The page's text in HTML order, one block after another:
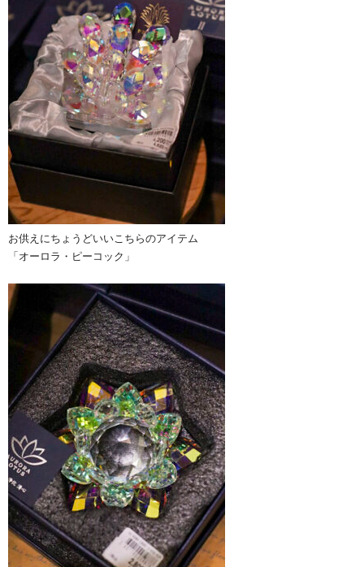
お供えにちょうどいいこちらのアイテム
「オーロラ・ピーコック」